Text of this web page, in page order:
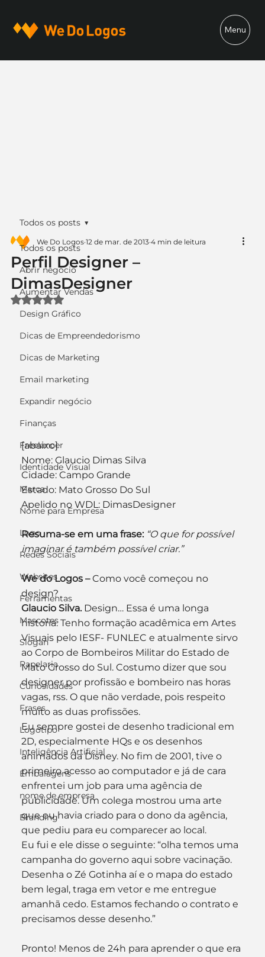
Menu
Todos os posts
Abrir negócio
Aumentar Vendas
Design Gráfico
Dicas de Empreendedorismo
Dicas de Marketing
Email marketing
Expandir negócio
Finanças
Freelancer
Identidade Visual
Marca
Nome para Empresa
Logo
Redes Sociais
Websites
Ferramentas
Mascotes
Slogan
Papelaria
Curiosidades
Frases
Logotipo
Inteligência Artificial
Embalagens
nome de empresa
Branding
Todos os posts
Perfil Designer –
DimasDesigner
We Do Logos 12 de mar. de 2013 4 min de leitura
Avaliado com NaN de 5 estrelas.
[abaixo]
Nome: Glaucio Dimas Silva
Cidade: Campo Grande
Estado: Mato Grosso Do Sul
Apelido no WDL: DimasDesigner
Resuma-se em uma frase: “O que for possível
imaginar é também possível criar.”
We do Logos – Como você começou no
design?
Glaucio Silva. Design… Essa é uma longa
historia. Tenho formação acadêmica em Artes
Visuais pelo IESF- FUNLEC e atualmente sirvo
ao Corpo de Bombeiros Militar do Estado de
Mato Grosso do Sul. Costumo dizer que sou
designer por profissão e bombeiro nas horas
vagas, rss. O que não verdade, pois respeito
muito as duas profissões.
Eu sempre gostei de desenho tradicional em
2D, especialmente HQs e os desenhos
animados da Disney. No fim de 2001, tive o
primeiro acesso ao computador e já de cara
enfrentei um job para uma agência de
publicidade. Um colega mostrou uma arte
que eu havia criado para o dono da agência,
que pediu para eu comparecer ao local.
Eu fui e ele disse o seguinte: “olha temos uma
campanha do governo aqui sobre vacinação.
Desenha o Zé Gotinha aí e o mapa do estado
bem legal, traga em vetor e me entregue
amanhã cedo. Estamos fechando o contrato e
precisamos desse desenho.”
Pronto! Menos de 24h para aprender o que era